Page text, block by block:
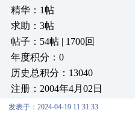
精华：1帖
求助：3帖
帖子：54帖 | 1700回
年度积分：0
历史总积分：13040
注册：2004年4月02日
发表于：2024-04-19 11:31:33